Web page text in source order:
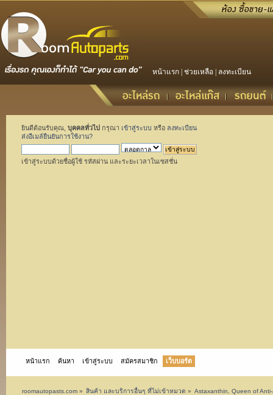
หน้าแรก ช่วยเหลือ ลงทะเบียน
ยินดีต้อนรับคุณ, บุคคลทั่วไป กรุณา เข้าสู่ระบบ หรือ ลงทะเบียน
ส่งอีเมล์ยืนยันการใช้งาน?
เข้าสู่ระบบด้วยชื่อผู้ใช้ รหัสผ่าน และระยะเวลาในเซสชั่น
หน้าแรก ค้นหา เข้าสู่ระบบ สมัครสมาชิก เว็บบอร์ด
roomautopasts.com» สินค้า และบริการอื่นๆ ที่ไม่เข้าหมวด » Astaxanthin, Queen of